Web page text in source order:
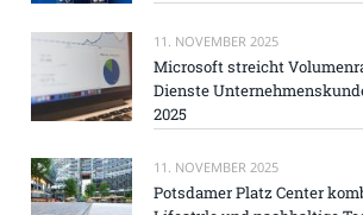
11. NOVEMBER 2025
Microsoft streicht
Dienste
2025
11. NOVEMBER 2025
Potsdamer Platz Center